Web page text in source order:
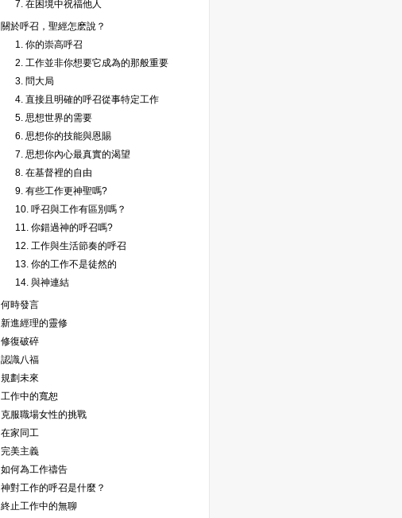
7. 在困境中祝福他人
關於呼召，聖經怎麽說？
1. 你的崇高呼召
2. 工作並非你想要它成為的那般重要
3. 問大局
4. 直接且明確的呼召從事特定工作
5. 思想世界的需要
6. 思想你的技能與恩賜
7. 思想你內心最真實的渴望
8. 在基督裡的自由
9. 有些工作更神聖嗎?
10. 呼召與工作有區別嗎？
11. 你錯過神的呼召嗎?
12. 工作與生活節奏的呼召
13. 你的工作不是徒然的
14. 與神連結
何時發言
新進經理的靈修
修復破碎
認識八福
規劃未來
工作中的寬恕
克服職場女性的挑戰
在家同工
完美主義
如何為工作禱告
神對工作的呼召是什麼？
終止工作中的無聊